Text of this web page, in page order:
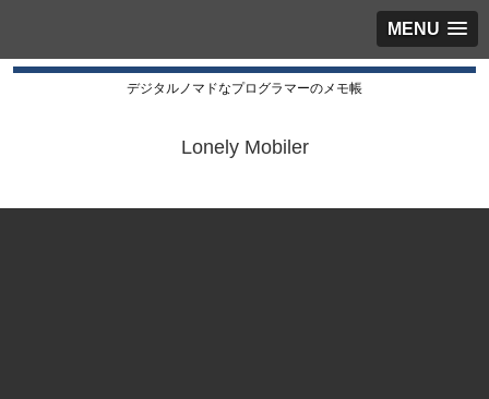
MENU
デジタルノマドなプログラマーのメモ帳
Lonely Mobiler